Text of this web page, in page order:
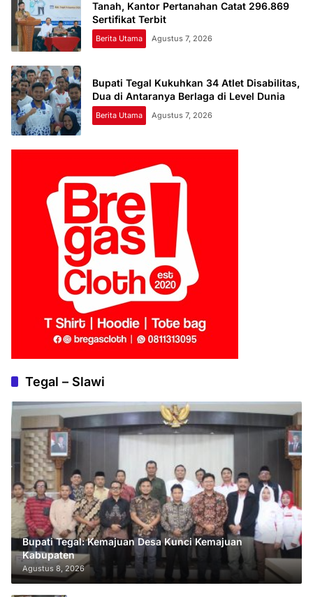
Tanah, Kantor Pertanahan Catat 296.869
Sertifikat Terbit
Berita Utama Agustus 7, 2026
Bupati Tegal Kukuhkan 34 Atlet Disabilitas,
Dua di Antaranya Berlaga di Level Dunia
Berita Utama Agustus 7, 2026
Tegal – Slawi
Bupati Tegal: Kemajuan Desa Kunci Kemajuan
Kabupaten
Agustus 8, 2026